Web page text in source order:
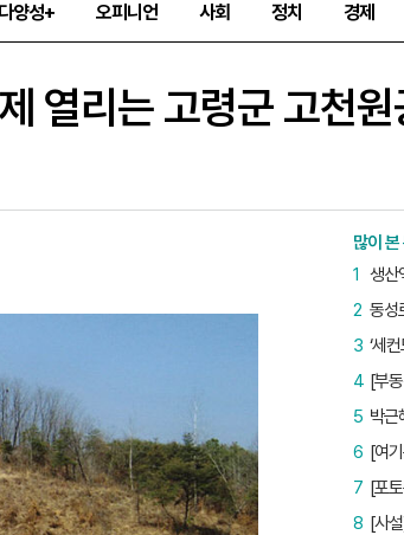
다양성+ 오피니언 사회 정치 경제
열리는 고령군 고천원
많이 본
1
2
‘세
3
4
5
6
[포
7
[사
8